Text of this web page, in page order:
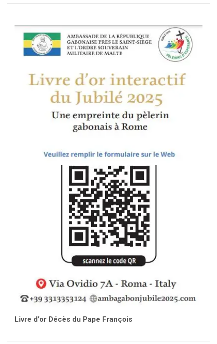
Livre d'or Décès du Pape François